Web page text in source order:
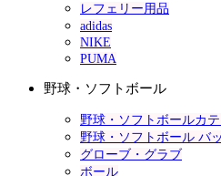
レフェリー用品
adidas
NIKE
PUMA
野球・ソフトボール
野球・ソフトボールカ
野球・ソフトボール バ
グローブ・グラブ
ボール